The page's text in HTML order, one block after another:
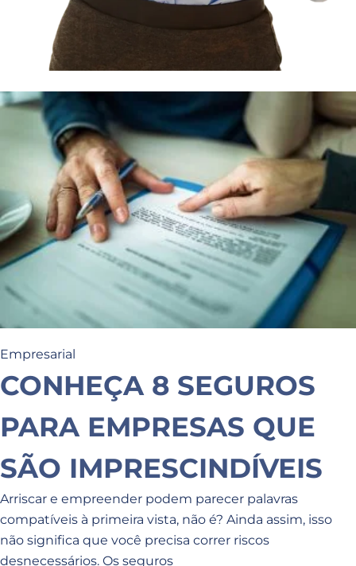
Empresarial
CONHEÇA 8 SEGUROS
PARA EMPRESAS QUE
SÃO IMPRESCINDÍVEIS
Arriscar e empreender podem parecer palavras
compatíveis à primeira vista, não é? Ainda assim, isso
não significa que você precisa correr riscos
desnecessários. Os seguros